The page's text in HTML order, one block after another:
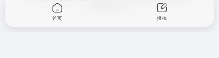
首页 投稿